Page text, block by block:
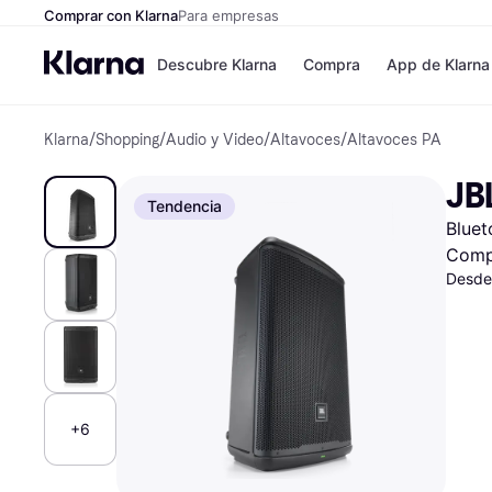
Comprar con KlarnaPara empresas
Descubre Klarna
Formas de pago
Paga en 3 plazos
Paga en 30 días
Financiación
Klarna en Apple
Compra
Tiendas
Zalando
JD Sports
App de Klarna
Klarna/Shopping/Audio y Video/Altavoces/Altavoces PA
Tendencia
+6